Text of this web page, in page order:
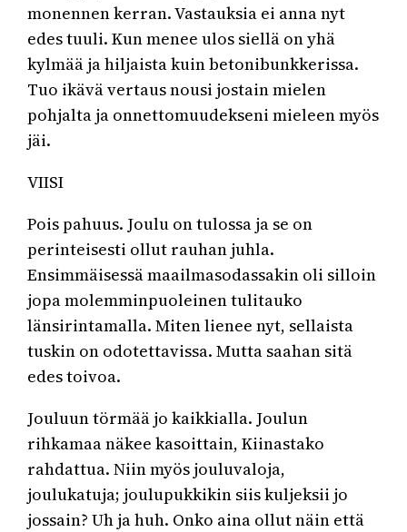
monennen kerran. Vastauksia ei anna nyt
edes tuuli. Kun menee ulos siellä on yhä
kylmää ja hiljaista kuin betonibunkkerissa.
Tuo ikävä vertaus nousi jostain mielen
pohjalta ja onnettomuudekseni mieleen myös
jäi.
VIISI
Pois pahuus. Joulu on tulossa ja se on
perinteisesti ollut rauhan juhla.
Ensimmäisessä maailmasodassakin oli silloin
jopa molemminpuoleinen tulitauko
länsirintamalla. Miten lienee nyt, sellaista
tuskin on odotettavissa. Mutta saahan sitä
edes toivoa.
Jouluun törmää jo kaikkialla. Joulun
rihkamaa näkee kasoittain, Kiinastako
rahdattua. Niin myös jouluvaloja,
joulukatuja; joulupukkikin siis kuljeksii jo
jossain? Uh ja huh. Onko aina ollut näin että